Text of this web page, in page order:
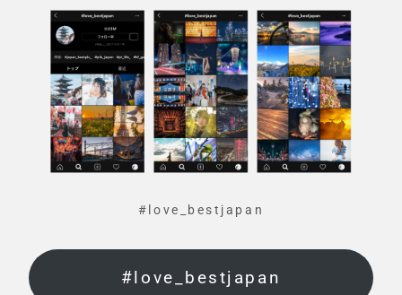
#love_bestjapan
#love_bestjapan